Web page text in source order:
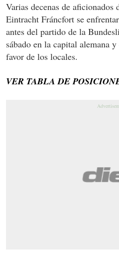
Varias decenas de
Eintracht Fráncfort se
antes del partido de la
sábado en la capital alemana
favor de los locales.
VER TABLA DE